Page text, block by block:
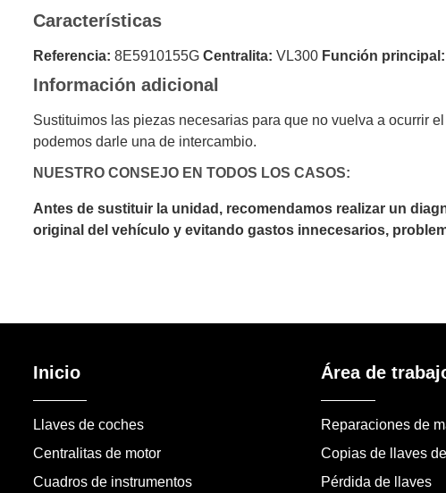
Características
Referencia: 8E5910155G Centralita: VL300 Función principal:
Información adicional
Sustituimos las piezas necesarias para que no vuelva a ocurrir
podemos darle una de intercambio.
NUESTRO CONSEJO EN TODOS LOS CASOS:
Antes de sustituir la unidad, recomendamos realizar un
original del vehículo y evitando gastos innecesarios,
Inicio
Llaves de coches
Centralitas de motor
Cuadros de instrumentos
Área de
Reparaciones de
Copias de llaves
Pérdida de llaves